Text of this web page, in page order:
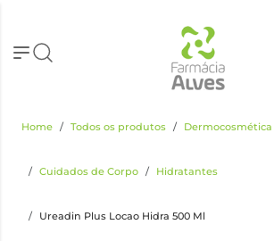
Home Todos os produtos Dermocosmética
Cuidados de Corpo Hidratantes
Ureadin Plus Locao Hidra 500 Ml